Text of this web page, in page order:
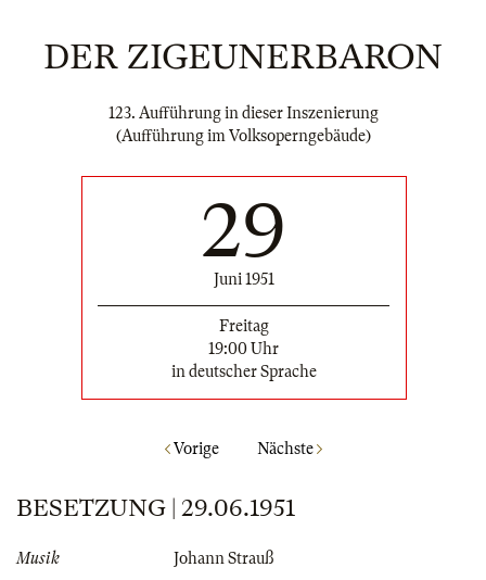
DER ZIGEUNERBARON
123. Aufführung in dieser Inszenierung
(Aufführung im Volksoperngebäude)
29
Juni 1951
Freitag
19:00 Uhr
in deutscher Sprache
Vorige Nächste
BESETZUNG | 29.06.1951
Musik
Johann Strauß